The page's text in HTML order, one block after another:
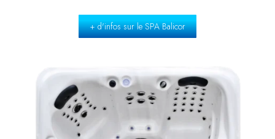
+ d'infos sur le SPA Balicor